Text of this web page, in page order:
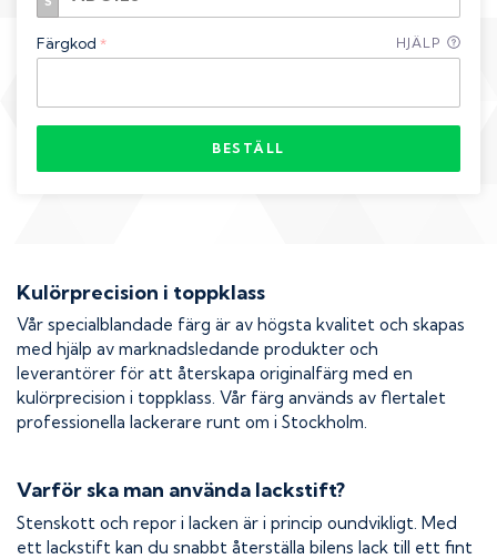
Färgkod * HJÄLP
BESTÄLL
Kulörprecision i toppklass
Vår specialblandade färg är av högsta kvalitet och skapas
med hjälp av marknadsledande produkter och
leverantörer för att återskapa originalfärg med en
kulörprecision i toppklass. Vår färg används av flertalet
professionella lackerare runt om i Stockholm.
Varför ska man använda lackstift?
Stenskott och repor i lacken är i princip oundvikligt. Med
ett lackstift kan du snabbt återställa bilens lack till ett fint